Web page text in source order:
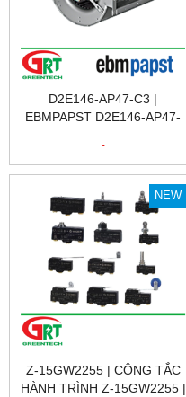
D2E146-AP47-C3 |
EBMPAPST D2E146-AP47-
C3 | FAN EBMPAPST
D2E146-AP47-C3 | EBM
.
NEW
Z-15GW2255 | CÔNG TẮC
HÀNH TRÌNH Z-15GW2255 |